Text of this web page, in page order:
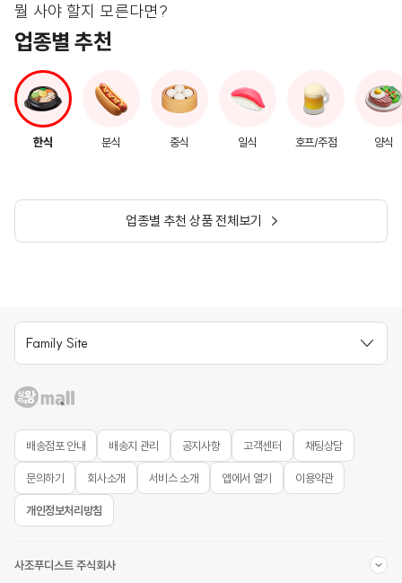
뭘 사야 할지 모른다면?
업종별 추천
한식 분식 중식 일식 호프/주점 양식
업종별 추천 상품 전체보기
Family Site
배송점포 안내 배송지 관리 공지사항 고객센터 채팅상담
문의하기 회사소개 서비스 소개 앱에서 열기 이용약관
개인정보처리방침
사조푸디스트 주식회사